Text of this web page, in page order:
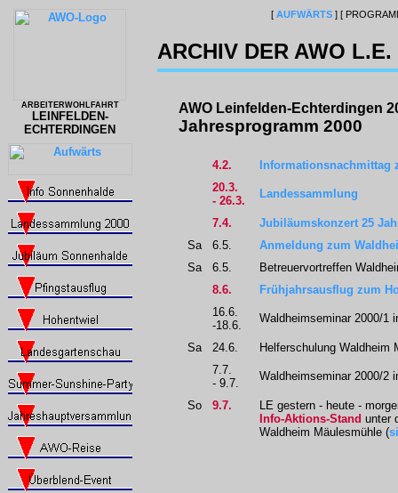
[ AUFWÄRTS ] [
ARCHIV DER AWO L.E.
ARBEITERWOHLFAHRT
LEINFELDEN-
ECHTERDINGEN
AWO Leinfelden-Echterdingen
Jahresprogramm 2000
4.2.
Informationsnachmittag
20.3.
- 26.3.
Landessammlung
7.4.
Jubiläumskonzert 25
Sa
6.5.
Anmeldung zum
Sa
6.5.
Betreuervortreffen
8.6.
Frühjahrsausflug zum
16.6.
-18.6.
Waldheimseminar 2000/1
Sa 24.6.
Helferschulung Waldheim
7.7.
- 9.7.
Waldheimseminar 2000/2
So 9.7.
LE gestern - heute -
Info-Aktions-Stand unter
Waldheim Mäulesmühle (